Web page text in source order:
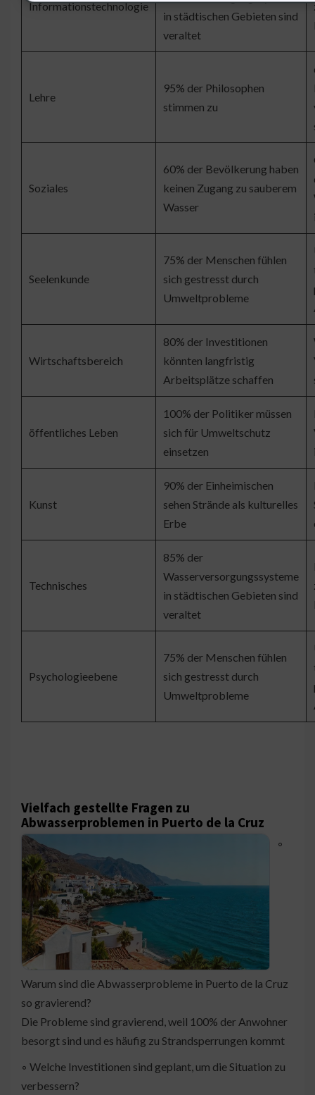
Informationstechnologie
in städtischen Gebieten sind
veraltet
Lehre
95% der Philosophen
stimmen zu
Soziales
60% der Bevölkerung haben
keinen Zugang zu sauberem
Wasser
Seelenkunde
75% der Menschen fühlen
sich gestresst durch
Umweltprobleme
Wirtschaftsbereich
80% der Investitionen
könnten langfristig
Arbeitsplätze schaffen
öffentliches Leben
100% der Politiker müssen
sich für Umweltschutz
einsetzen
Kunst
90% der Einheimischen
sehen Strände als kulturelles
Erbe
Technisches
85% der
Wasserversorgungssysteme
in städtischen Gebieten sind
veraltet
Psychologieebene
75% der Menschen fühlen
sich gestresst durch
Umweltprobleme
Vielfach gestellte Fragen zu
Abwasserproblemen in Puerto de la Cruz
◦
Warum sind die Abwasserprobleme in Puerto de la Cruz
so gravierend?
Die Probleme sind gravierend, weil 100% der Anwohner
besorgt sind und es häufig zu Strandsperrungen kommt
◦ Welche Investitionen sind geplant, um die Situation zu
verbessern?